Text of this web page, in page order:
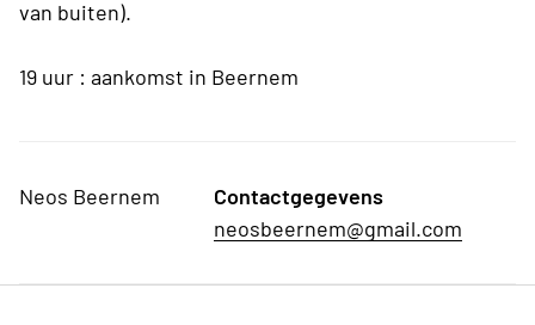
van buiten).
19 uur : aankomst in Beernem
Neos Beernem
Contactgegevens
neosbeernem@gmail.com